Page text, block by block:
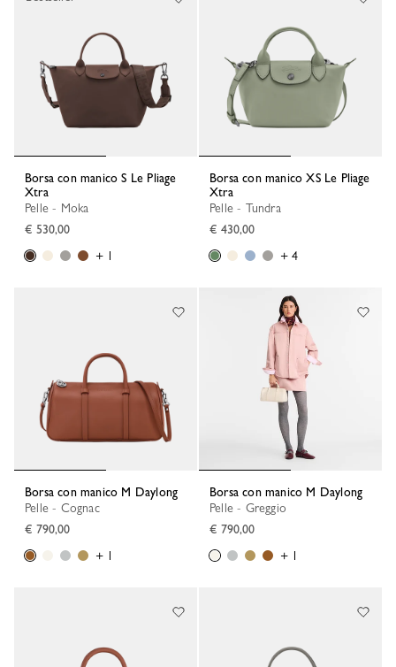
Borsa con manico S Le Pliage
Xtra
Pelle - Moka
€ 530,00
+ 1
Borsa con manico XS Le Pliage
Xtra
Pelle - Tundra
€ 430,00
+ 4
Borsa con manico M Daylong
Pelle - Cognac
€ 790,00
+ 1
Borsa con manico M Daylong
Pelle - Greggio
€ 790,00
+ 1